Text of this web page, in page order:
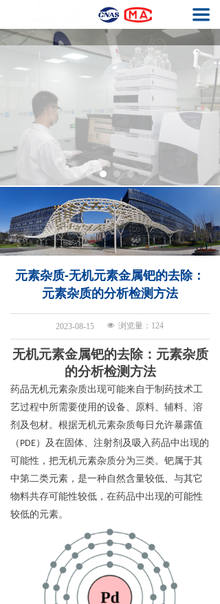
끀
基因毒性杂质检测
生物药工艺残留检测
质量体系
联系我们
元素杂质-无机元素金属钯的去除：
元素杂质的分析检测方法
无机元素金属钯的去除：元素杂质
的分析检测方法
药品无机元素杂质出现可能来自于制药技术工
艺过程中所需要使用的设备、原料、辅料、溶
剂及包材。根据无机元素杂质每日允许暴露值
（PDE）及在固体、注射剂及吸入药品中出现的
可能性，把无机元素杂质分为三类。钯属于其
中第二类元素，是一种自然含量较低、与其它
物料共存可能性较低，在药品中出现的可能性
较低的元素。
2023-08-15 넶 浏览量： 124